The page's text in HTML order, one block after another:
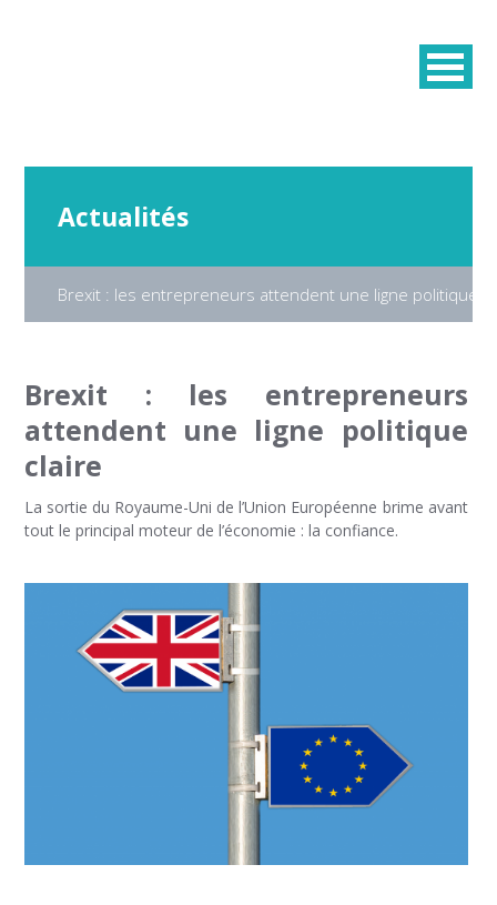
Actualités
Brexit : les entrepreneurs attendent une ligne politique
Brexit : les entrepreneurs
attendent une ligne politique
claire
La sortie du Royaume-Uni de l’Union Européenne brime avant
tout le principal moteur de l’économie : la confiance.